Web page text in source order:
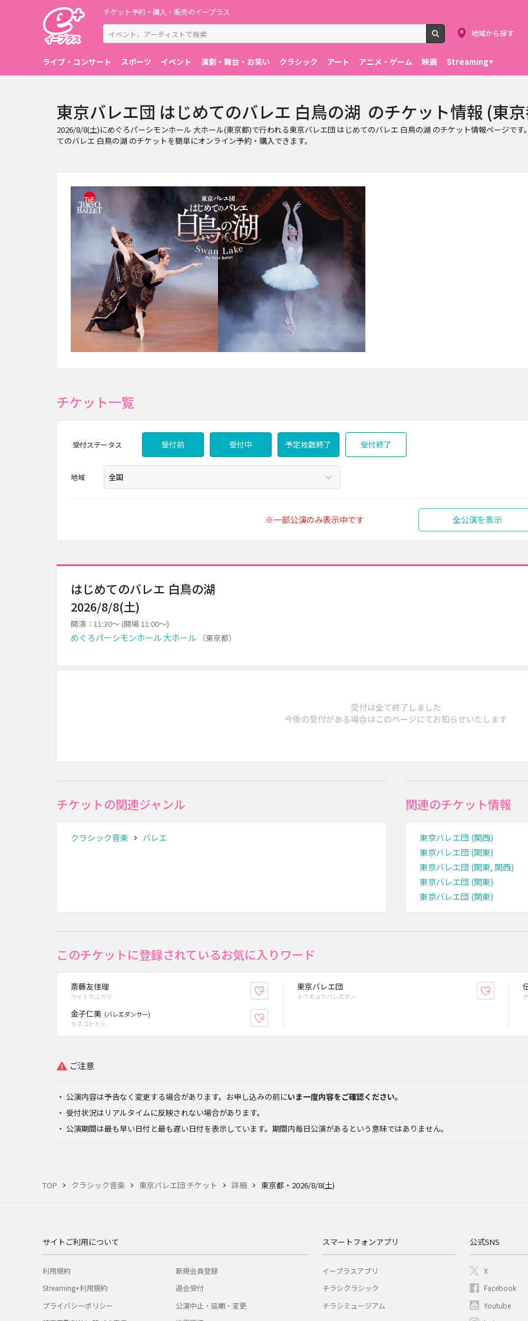
チケット予約・購入・販売のイープラス
検索
地域から探す
ライブ・コンサート スポーツ イベント 演劇・舞台・お笑い クラシック アート アニメ・ゲーム 映画 Streaming+
TOP クラシック音楽 東京バレエ団 チケット 詳細 東京都・2026/8/8(土)
東京バレエ団 はじめてのバレエ 白鳥の湖 のチケット情報 (東
2026/8/8(土)にめぐろパーシモンホール 大ホール(東京都)で行われる東京バレエ団 はじめてのバレエ 白鳥の湖 のチケット情報ページで
てのバレエ 白鳥の湖 のチケットを簡単にオンライン予約・購入できます。
チケット一覧
受付ステータス 受付前 受付中 予定枚数終了 受付終了
地域
※一部公演のみ表示中です 全公演を表示
はじめてのバレエ 白鳥の湖
2026/8/8(土)
開演：11:30～ (開場 11:00～)
めぐろパーシモンホール 大ホール （東京都）
受付は全て終了しました
今後の受付がある場合はこのページにてお知らせいたします
チケットの関連ジャンル
クラシック音楽 バレエ
関連のチケット情報
東京バレエ団 (関西)
東京バレエ団 (関東)
東京バレエ団 (関東, 関西)
東京バレエ団 (関東)
東京バレエ団 (関東)
このチケットに登録されているお気に入りワード
斎藤友佳理
サイトウユカリ お気に入り登録東京バレエ団
トウキョウバレエダン お気に
金子仁美 (バレエダンサー)
カネコヒトミ
ご注意
公演内容は予告なく変更する場合があります。お申し込みの前にいま一度内容をご確認ください。
受付状況はリアルタイムに反映されない場合があります。
公演期間は最も早い日付と最も遅い日付を表示しています。期間内毎日公演があるという意味ではありません。
サイトご利用について
利用規約
Streaming+利用規約
プライバシーポリシー
新規会員登録
退会受付
公演中止・延期・変更
スマートフォンアプリ
イープラスアプリ
チラシクラシック
チラシミュージアム
公式SNS
X
Facebook
Youtube